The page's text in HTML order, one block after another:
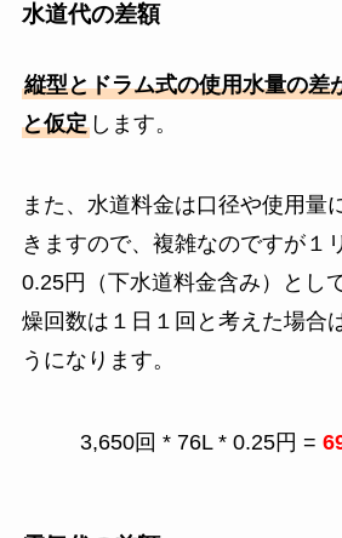
水道代の差額
縦型とドラム式の使用水量の差
と仮定します。
また、水道料金は口径や使用量
きますので、複雑なのですが１
0.25円（下水道料金含み）とし
燥回数は１日１回と考えた場合
うになります。
3,650回 * 76L * 0.25円 =